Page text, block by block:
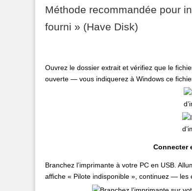
Méthode recommandée pour
fourni » (Have Disk)
Ouvrez le dossier extrait et vérifiez que le
ouverte — vous indiquerez à Windows ce
Connecter
Branchez l’imprimante à votre PC en USB.
affiche « Pilote indisponible », continuez — les